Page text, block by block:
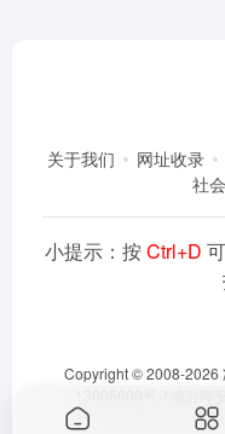
关于我们 网址收录
社
小提示：按Ctrl+D
Copyright © 2008-2026
Dlaoo.Inc
Awalab| 本